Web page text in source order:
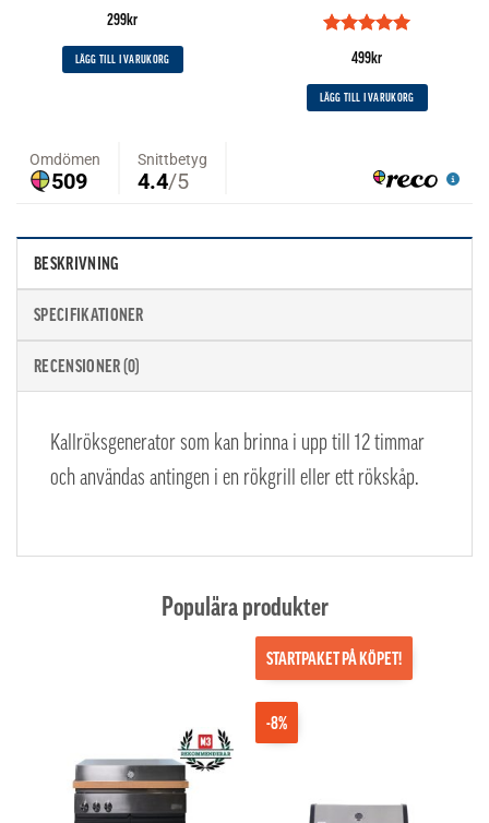
299kr
LÄGG TILL I VARUKORG
Betygsatt
av 5499kr
LÄGG TILL I VARUKORG
BESKRIVNING
SPECIFIKATIONER
RECENSIONER (0)
Kallröksgenerator som kan brinna i upp till 12 timmar
och användas antingen i en rökgrill eller ett rökskåp.
Populära produkter
-8%
STARTPAKET PÅ KÖPET!